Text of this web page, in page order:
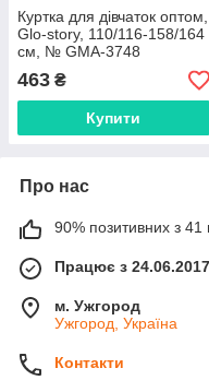
Куртка для дівчаток оптом,
Glo-story, 110/116-158/164
см, № GMA-3748
463 ₴
Купити
Про нас
90% позитивних з 41
Працює з 24.06.2017
м. Ужгород
Ужгород, Україна
Контакти